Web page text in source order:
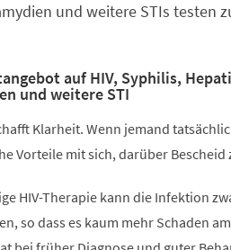
und weitere STIs testen
auf HIV, Syphilis,
und weitere STI
Klarheit. Wenn jemand
Vorteile mit sich, darüber Bescheid
HIV-Therapie kann die Infektion
so dass es kaum mehr Schaden